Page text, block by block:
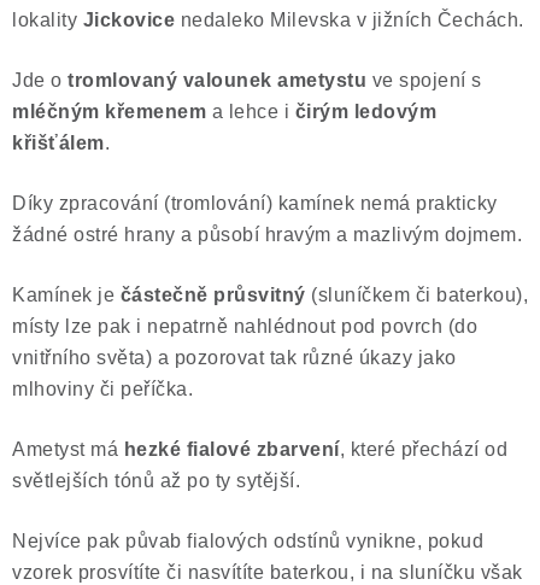
lokality Jickovice nedaleko Milevska v jižních Čechách.
Jde o tromlovaný valounek ametystu ve spojení s
mléčným křemenem a lehce i čirým ledovým
křišťálem.
Díky zpracování (tromlování) kamínek nemá prakticky
žádné ostré hrany a působí hravým a mazlivým dojmem.
Kamínek je částečně průsvitný (sluníčkem či baterkou),
místy lze pak i nepatrně nahlédnout pod povrch (do
vnitřního světa) a pozorovat tak různé úkazy jako
mlhoviny či peříčka.
Ametyst má hezké fialové zbarvení, které přechází od
světlejších tónů až po ty sytější.
Nejvíce pak půvab fialových odstínů vynikne, pokud
vzorek prosvítíte či nasvítíte baterkou, i na sluníčku však